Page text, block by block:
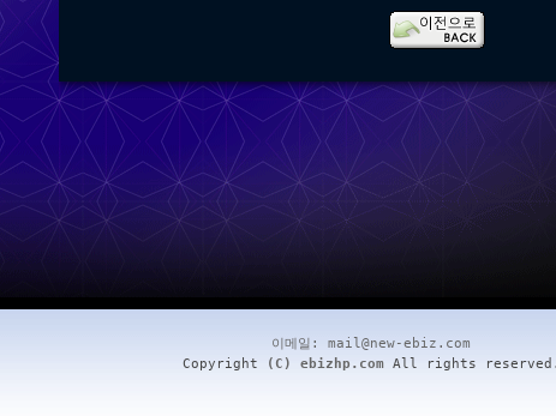
이메일: mail@new-ebiz.com
Copyright
(C) ebizhp.comAll rights